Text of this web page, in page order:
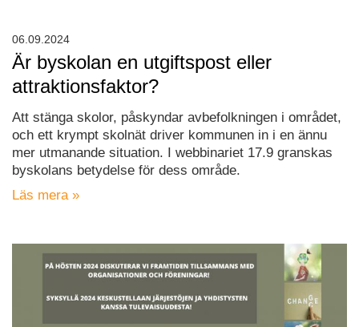
Är byskolan en utgiftspost eller
attraktionsfaktor?
Att stänga skolor, påskyndar avbefolkningen i området,
och ett krympt skolnät driver kommunen in i en ännu
mer utmanande situation. I webbinariet 17.9 granskas
byskolans betydelse för dess område.
Läs mera »
06.09.2024